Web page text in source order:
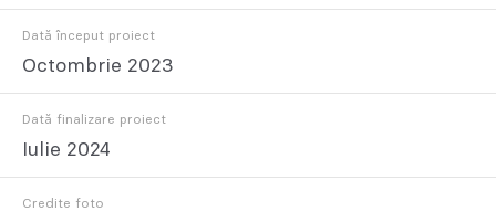
Dată început proiect
Octombrie 2023
Dată finalizare proiect
Iulie 2024
Credite foto